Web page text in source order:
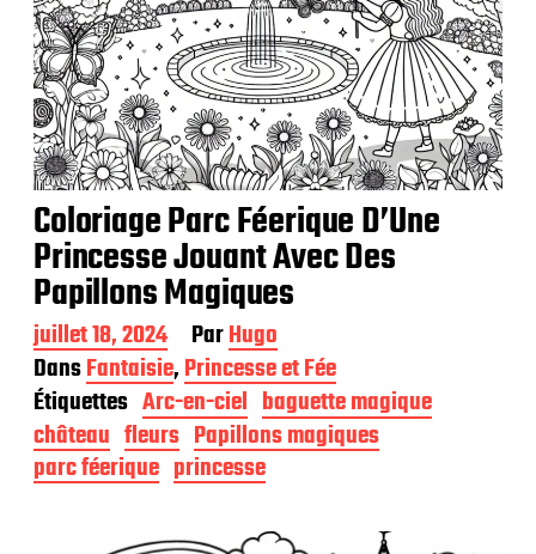
Coloriage Parc Féerique D’Une
Princesse Jouant Avec Des
Papillons Magiques
D
a
t
e
d
e
p
juillet 18, 2024 ParHugo
DansFantaisie,Princesse et Fée
Étiquettes Arc-en-ciel baguette magique
château fleurs Papillons magiques
parc féerique princesse